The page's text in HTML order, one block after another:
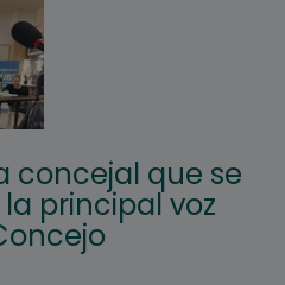
concejal que se
principal voz